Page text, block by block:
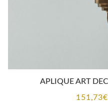
APLIQUE ART
151,73€